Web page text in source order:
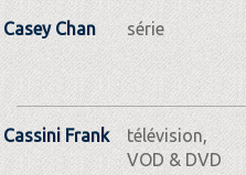
Casey Chan série
Cassini Frank
télévision,
VOD & DVD